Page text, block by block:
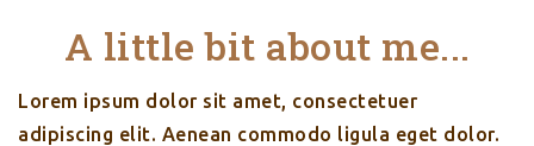
A little bit about me...
Lorem ipsum dolor sit amet, consectetuer
adipiscing elit. Aenean commodo ligula eget dolor.